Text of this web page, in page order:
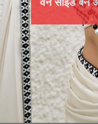
वन साइड बन